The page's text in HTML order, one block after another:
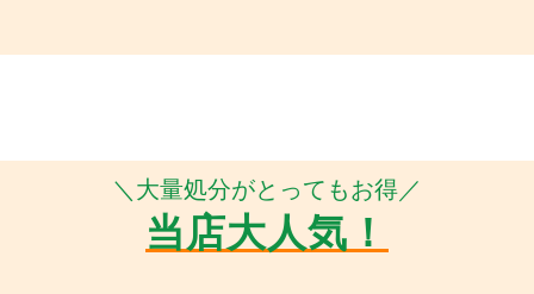
＼大量処分がとってもお得／
当店大人気！